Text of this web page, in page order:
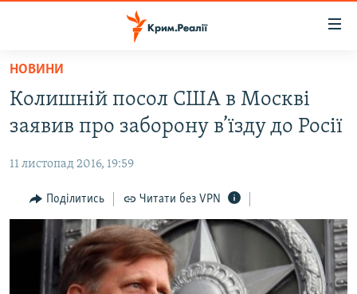
Перейти
основного
матеріалу
до
навігації
Перейти
пошуку
ВІДЕО ТА ФОТО
ПОЛІТИКА
БЛОГИ
ПОГЛЯД
ІНТЕРВ'Ю
ВСЕ ЗА ДЕНЬ
НОВИНИ
Колишній посол США в Москві
заявив про заборону в’їзду до Росії
11 листопад 2016, 19:59
Поділитись Читати без VPN